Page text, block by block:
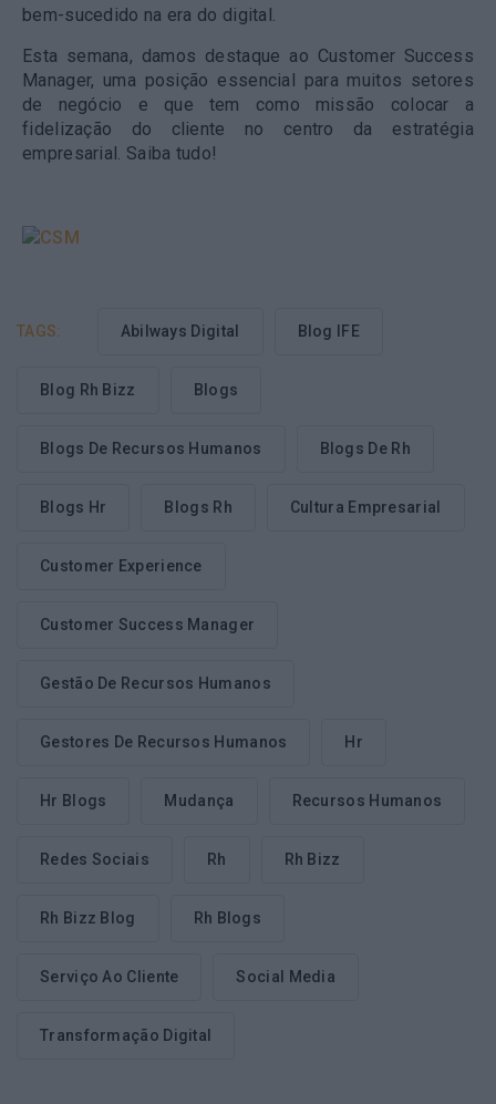
bem-sucedido na era do digital.
Esta semana, damos destaque ao Customer Success
Manager, uma posição essencial para muitos setores
de negócio e que tem como missão colocar a
fidelização do cliente no centro da estratégia
empresarial. Saiba tudo!
TAGS: Abilways Digital Blog IFE
Blog Rh Bizz Blogs
Blogs De Recursos Humanos Blogs De Rh
Blogs Hr Blogs Rh Cultura Empresarial
Customer Experience
Customer Success Manager
Gestão De Recursos Humanos
Gestores De Recursos Humanos Hr
Hr Blogs Mudança Recursos Humanos
Redes Sociais Rh Rh Bizz
Rh Bizz Blog Rh Blogs
Serviço Ao Cliente Social Media
Transformação Digital